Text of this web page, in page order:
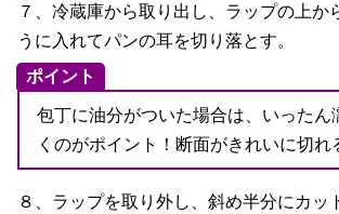
７、冷蔵庫から取り出し、ラップの上か
うに入れてパンの耳を切り落とす。
ポイント
包丁に油分がついた場合は、いったん
くのがポイント！断面がきれいに切れ
８、ラップを取り外し、斜め半分にカッ